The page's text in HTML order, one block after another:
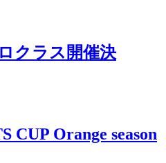
クラス開催決
CUP Orange season